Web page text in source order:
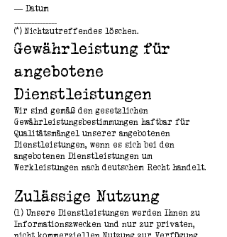
— Datum
(*) Nichtzutreffendes löschen.
Gewährleistung für
angebotene
Dienstleistungen
Wir sind gemäß den gesetzlichen
Gewährleistungsbestimmungen haftbar für
Qualitätsmängel unserer angebotenen
Dienstleistungen, wenn es sich bei den
angebotenen Dienstleistungen um
Werkleistungen nach deutschem Recht handelt.
Zulässige Nutzung
(1) Unsere Dienstleistungen werden Ihnen zu
Informationszwecken und nur zur privaten,